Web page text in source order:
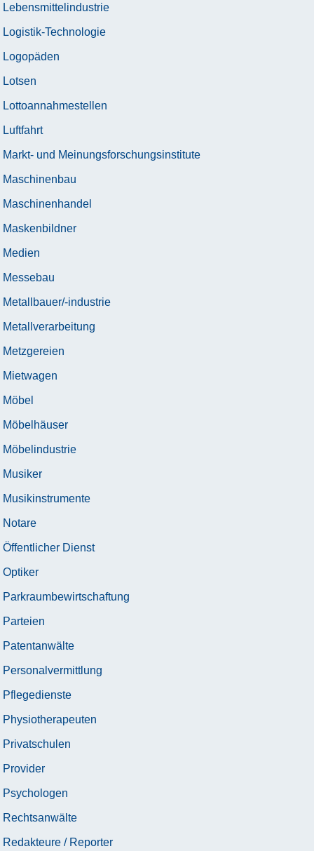
Lebensmittelindustrie
Logistik-Technologie
Logopäden
Lotsen
Lottoannahmestellen
Luftfahrt
Markt- und Meinungsforschungsinstitute
Maschinenbau
Maschinenhandel
Maskenbildner
Medien
Messebau
Metallbauer/-industrie
Metallverarbeitung
Metzgereien
Mietwagen
Möbel
Möbelhäuser
Möbelindustrie
Musiker
Musikinstrumente
Notare
Öffentlicher Dienst
Optiker
Parkraumbewirtschaftung
Parteien
Patentanwälte
Personalvermittlung
Pflegedienste
Physiotherapeuten
Privatschulen
Provider
Psychologen
Rechtsanwälte
Redakteure / Reporter